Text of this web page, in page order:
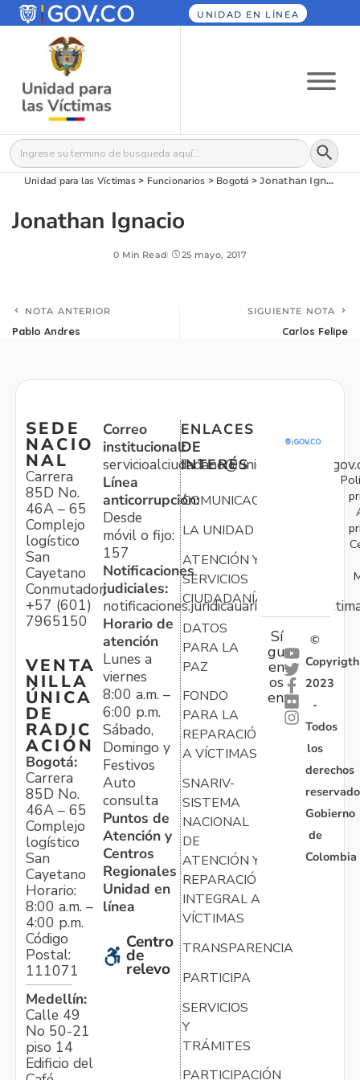
UNIDAD EN LÍNEA
Buscar: Botón
Unidad para las Víctimas> Funcionarios > Bogotá >Jonathan Ignacio
Jonathan Ignacio
0 Min Read 25 mayo, 2017
NOTA ANTERIOR
Pablo Andres
SIGUIENTE NOTA
Carlos Felipe
SEDE
NACIO
NAL
Carrera
85D No.
46A – 65
Complejo
logístico
San
Cayetano
Conmutador:
+57 (601)
7965150
VENTA
NILLA
ÚNICA
DE
RADIC
ACIÓN
Bogotá:
Carrera
85D No.
46A – 65
Complejo
logístico
San
Cayetano
Horario:
8:00 a.m. –
4:00 p.m.
Código
Postal:
111071
Medellín:
Calle 49
No 50-21
piso 14
Edificio del
Correo
institucional:
Línea
anticorrupción:
Desde
móvil o fijo:
157
Notificaciones
judiciales:
Horario de
atención
Lunes a
viernes
8:00 a.m. –
6:00 p.m.
Sábado,
Domingo y
Festivos
Auto
consulta
Puntos de
Atención y
Centros
Regionales
Unidad en
línea
Centro
de
relevo
ENLACES
DE
INTERÉS
COMUNICACIONES
LA UNIDAD
ATENCIÓN Y
SERVICIOS
CIUDADANÍA
DATOS
PARA LA
PAZ
FONDO
PARA LA
REPARACIÓN
A VÍCTIMAS
SNARIV-
SISTEMA
NACIONAL
DE
ATENCIÓN Y
REPARACIÓN
INTEGRAL A
VÍCTIMAS
TRANSPARENCIA
PARTICIPA
SERVICIOS
Y
TRÁMITES
PARTICIPACIÓN
Sí
gu
en
os
en:
©
Copyrigth
2023
-
Todos
los
derechos
Gobierno
de
Colombia